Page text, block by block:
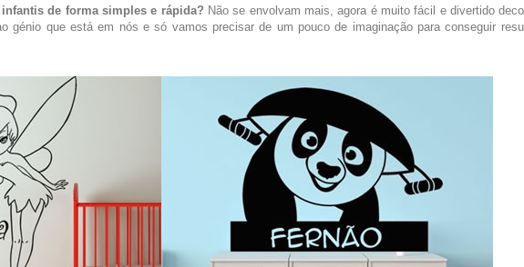
de forma simples e rápida? Não se envolvam mais, agora é muito fácil e divertido
génio que está em nós e só vamos precisar de um pouco de imaginação para conseguir